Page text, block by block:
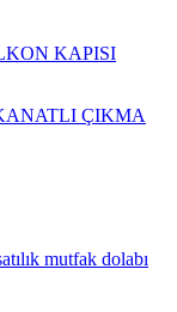
ÇIKMA
mutfak dolabı